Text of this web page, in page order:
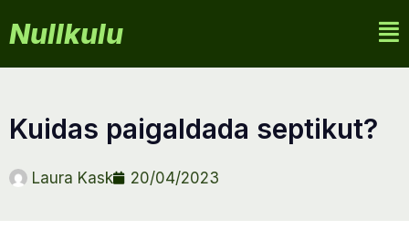
Nullkulu
kuidas paigaldada septikut?
Laura Kask 20/04/2023